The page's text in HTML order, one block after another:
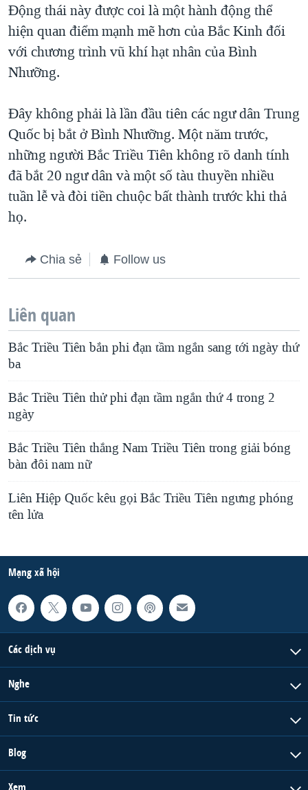
Động thái này được coi là một hành động thể
hiện quan điểm mạnh mẽ hơn của Bắc Kinh đối
với chương trình vũ khí hạt nhân của Bình
Nhưỡng.
Đây không phải là lần đầu tiên các ngư dân Trung
Quốc bị bắt ở Bình Nhưỡng. Một năm trước,
những người Bắc Triều Tiên không rõ danh tính
đã bắt 20 ngư dân và một số tàu thuyền nhiều
tuần lễ và đòi tiền chuộc bất thành trước khi thả
họ.
Chia sẻ Follow us
Liên quan
Bắc Triều Tiên bắn phi đạn tầm ngắn sang tới ngày thứ
ba
Bắc Triều Tiên thử phi đạn tầm ngắn thứ 4 trong 2
ngày
Bắc Triều Tiên thắng Nam Triều Tiên trong giải bóng
bàn đôi nam nữ
Liên Hiệp Quốc kêu gọi Bắc Triều Tiên ngưng phóng
tên lửa
Mạng xã hội
Các dịch vụ
Nghe
Tin tức
Blog
Xem